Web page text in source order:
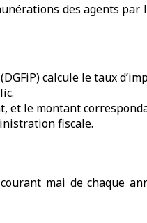
des agents
calcule le taux
et le montant
fiscale.
mai de chaque